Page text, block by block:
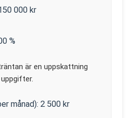
000 kr
%
är en uppskattning
månad): 2 500 kr